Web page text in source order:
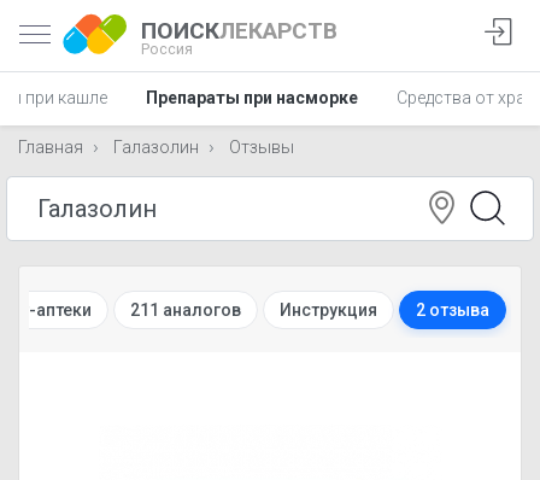
ПОИСКЛЕКАРСТВ
Россия
при кашле Препараты при насморке Средства от
Главная Галазолин Отзывы
аптеки 211 аналогов Инструкция 2 отзыва